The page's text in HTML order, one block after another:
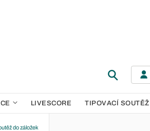
LIVESCORE TIPOVACÍ SOUTĚŽ
do záložek